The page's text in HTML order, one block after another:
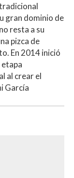
gran dominio de
resta a su
pizca de
En 2014 inició
etapa
al crear el
García